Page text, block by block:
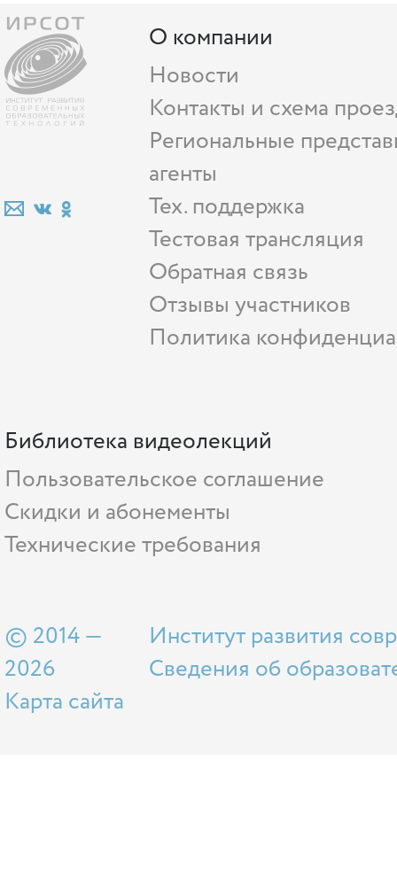
О компании
Новости
Контакты и схема
Региональные
агенты
Тех. поддержка
Тестовая трансляция
Обратная связь
Отзывы участников
Политика
Библиотека видеолекций
Пользовательское соглашение
Скидки и абонементы
Технические требования
© 2014 —
2026
Карта сайта
Институт развития
Сведения об